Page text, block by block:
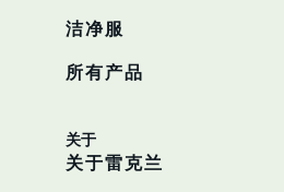
洁净服
所有产品
关于
关于雷克兰